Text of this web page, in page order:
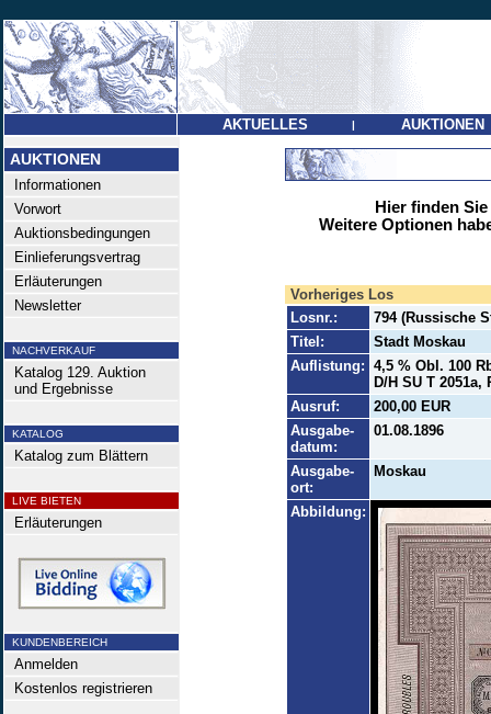
AKTUELLES | AUKTIONEN
AUKTIONEN
Informationen
Vorwort
Auktionsbedingungen
Einlieferungsvertrag
Erläuterungen
Newsletter
NACHVERKAUF
Katalog 129. Auktion
und Ergebnisse
KATALOG
Katalog zum Blättern
LIVE BIETEN
Erläuterungen
KUNDENBEREICH
Anmelden
Kostenlos registrieren
Hier finden
Weitere Optionen
Vorheriges Los
Losnr.:
794 (Russische
Titel:
Stadt Moskau
Auflistung: 4,5 % Obl. 100
D/H SU T 2051a,
Ausruf:
200,00 EUR
Ausgabe-
datum:
01.08.1896
Ausgabe-
ort:
Moskau
Abbildung: